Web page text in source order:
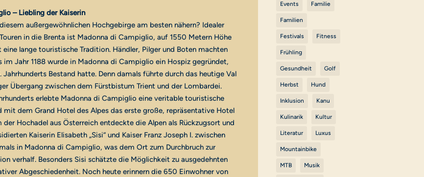
– Liebling der Kaiserin
außergewöhnlichen Hochgebirge am besten nähern? Idealer
in die Brenta ist Madonna di Campiglio, auf 1550 Metern Höhe
eine lange touristische Tradition. Händler, Pilger und Boten machten
Jahr 1188 wurde in Madonna di Campiglio ein Hospiz gegründet,
Jahrhunderts Bestand hatte. Denn damals führte durch das heutige Val
Übergang zwischen dem Fürstbistum Trient und der Lombardei.
erlebte Madonna di Campiglio eine veritable touristische
mit dem Grand Hotel des Alpes das erste große, repräsentative Hotel
der Hochadel aus Österreich entdeckte die Alpen als Rückzugsort und
Kaiserin Elisabeth „Sisi“ und Kaiser Franz Joseph I. zwischen
in Madonna di Campiglio, was dem Ort zum Durchbruch zur
verhalf. Besonders Sisi schätzte die Möglichkeit zu ausgedehnten
Abgeschiedenheit. Noch heute erinnern die 650 Einwohner von
Events Familie
Familien
Festivals Fitness
Frühling
Gesundheit Golf
Herbst Hund
Inklusion Kanu
Kulinarik Kultur
Literatur Luxus
Mountainbike
MTB Musik